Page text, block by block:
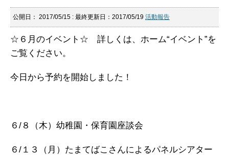
公開日： 2017/05/15 : 最終更新日：2017/05/19 活動報告
☆６月のイベント☆ 詳しくは、ホーム“イベント”を
ご覧ください。
今日から予約を開始しました！
６/８（木）幼稚園・保育園座談会
６/１３（月）たまてばこさんによるパネルシアター